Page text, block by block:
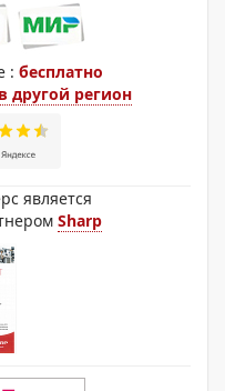
: бесплатно
другой регион
является
Sharp